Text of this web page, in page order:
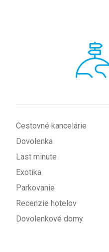
Cestovné kancelárie
Dovolenka
Last minute
Exotika
Parkovanie
Recenzie hotelov
Dovolenkové domy